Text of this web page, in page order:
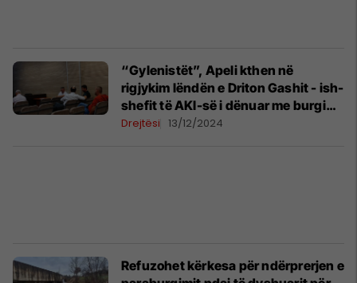
“Gylenistët”, Apeli kthen në
rigjykim lëndën e Driton Gashit - ish-
shefit të AKI-së i dënuar me burgim
nga shkalla e parë
Drejtësi 13/12/2024
Refuzohet kërkesa për ndërprerjen e